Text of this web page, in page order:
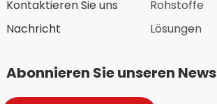
Kontaktieren Sie uns
Nachricht
Rohstoffe
Lösungen
Abonnieren Sie unseren